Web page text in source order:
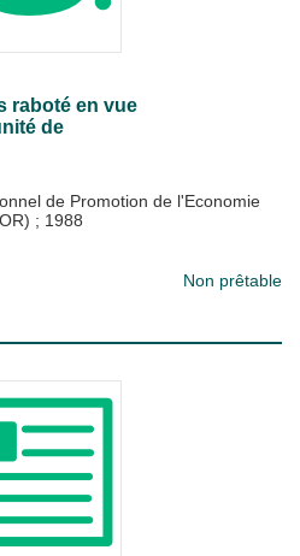
raboté en vue
de
de Promotion de l'Economie
; 1988
Non prêtable